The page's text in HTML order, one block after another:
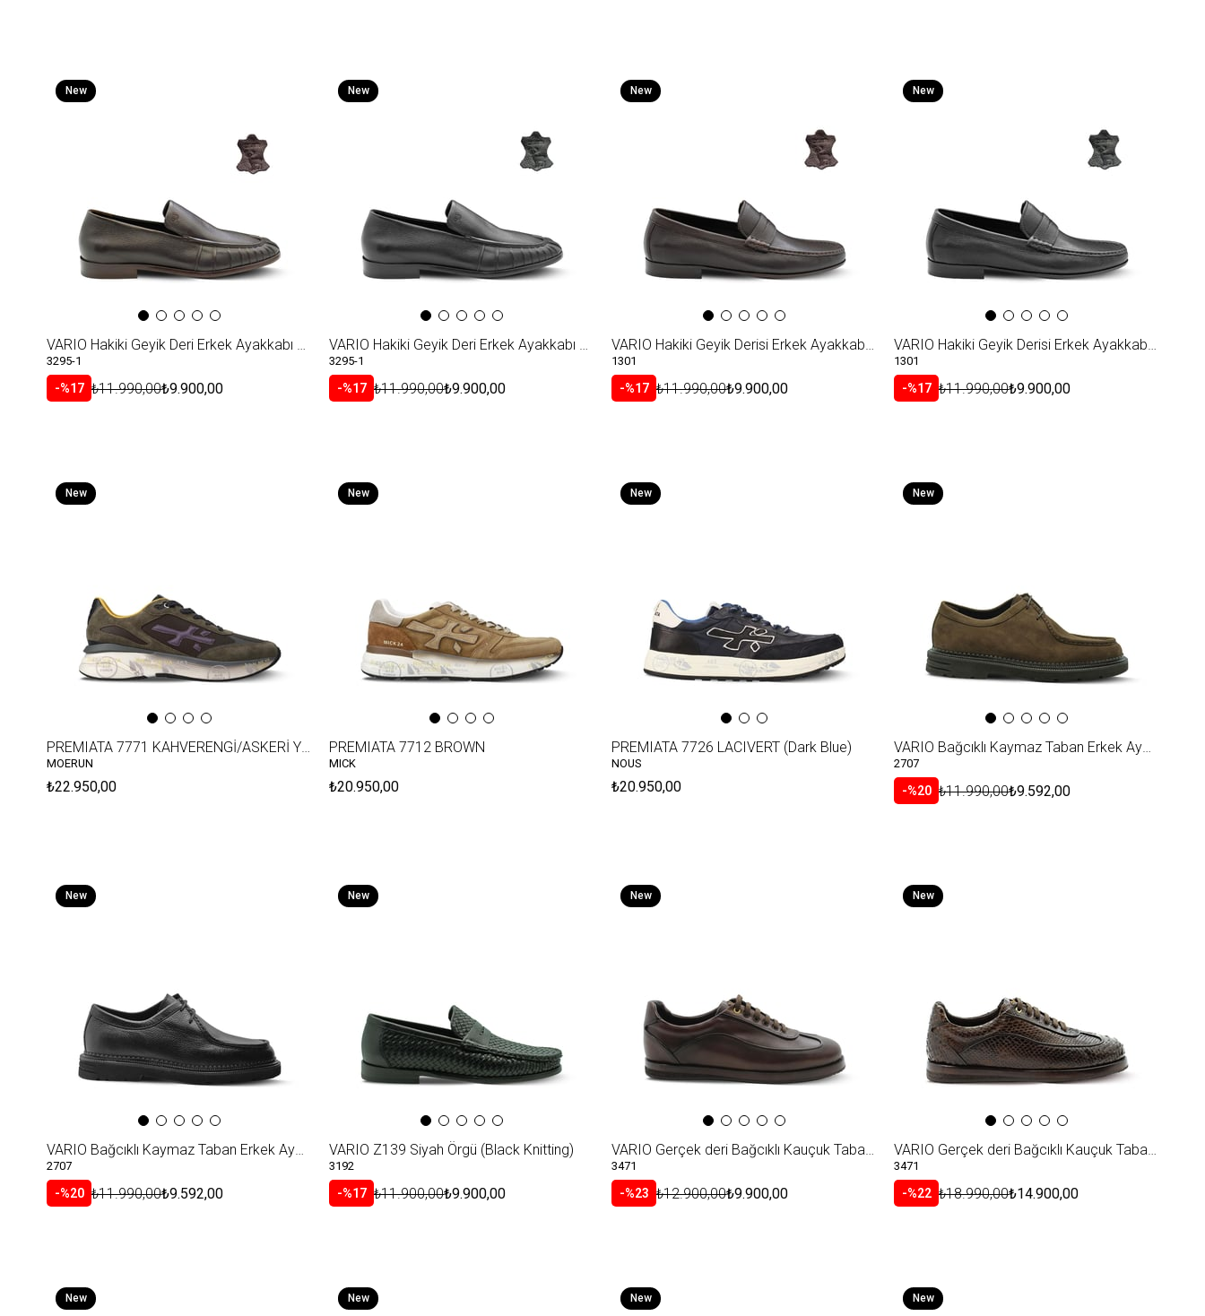
VARIO Hakiki Geyik Deri Erkek Ayakkabı Z456 ORJ. KAHVE GEYIK (Org.Brown Deer)
3295-1
%17 ₺9.900,00
₺11.990,00
New
VARIO Hakiki Geyik Deri Erkek Ayakkabı Z455 ORJ. SIYAH GEYIK (Org.Black Deer)
3295-1
%17 ₺9.900,00
₺11.990,00
New
VARIO Hakiki Geyik Derisi Erkek Ayakkabısı Z456 ORJ. KAHVE GEYIK (Org.Brown Deer)
1301
%17 ₺9.900,00
₺11.990,00
New
VARIO Hakiki Geyik Derisi Erkek Ayakkabısı Z455 ORJ. SIYAH GEYIK (Org.Black Deer)
1301
%17 ₺9.900,00
₺11.990,00
New
PREMIATA 7771 KAHVERENGİ/ASKERİ YEŞİL
MOERUN
₺22.950,00
New
PREMIATA 7712 BROWN
MICK
₺20.950,00
New
PREMIATA 7726 LACIVERT (Dark Blue)
NOUS
₺20.950,00
New
VARIO Bağcıklı Kaymaz Taban Erkek Ayakakabı 381 KAHVE SÜET(Brown Suede)
2707
%20 ₺9.592,00
₺11.990,00
New
VARIO Bağcıklı Kaymaz Taban Erkek Ayakakabı S68 SIYAH FLOTER (Black Floater)
2707
%20 ₺9.592,00
₺11.990,00
New
VARIO Z139 Siyah Örgü (Black Knitting)
3192
%17 ₺9.900,00
₺11.900,00
New
VARIO Gerçek deri Bağcıklı Kauçuk Taban 2116 KAHVERENGİ (Brown)
3471
%23 ₺9.900,00
₺12.900,00
New
VARIO Gerçek deri Bağcıklı Kauçuk Taban Z150 ORJ.PİTON KAHVE (Original Python Brown)
3471
%22 ₺14.900,00
₺18.990,00
New
New
New
New
New